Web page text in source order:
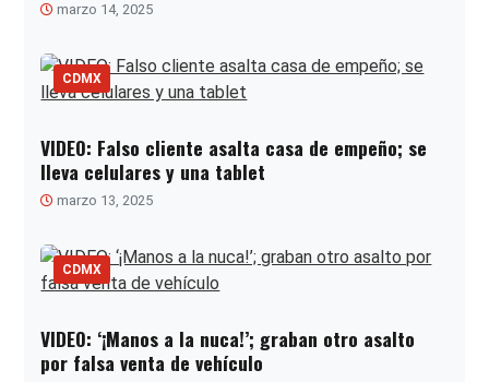
marzo 14, 2025
CDMX
VIDEO: Falso cliente asalta casa de empeño; se
lleva celulares y una tablet
marzo 13, 2025
CDMX
VIDEO: ‘¡Manos a la nuca!’; graban otro asalto
por falsa venta de vehículo